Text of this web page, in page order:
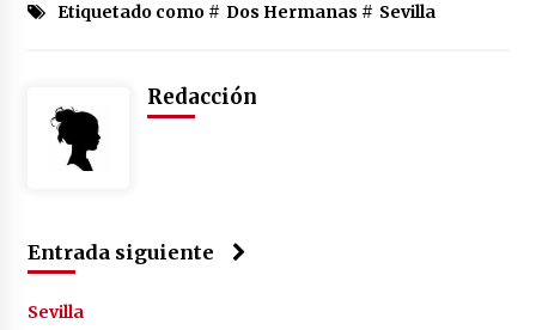
Etiquetado como # Dos Hermanas # Sevilla
Redacción
Entrada siguiente
Sevilla